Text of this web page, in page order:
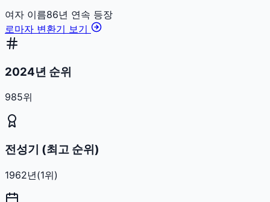
여자 이름86년 연속 등장
로마자 변환기 보기
2024년 순위
985위
전성기 (최고 순위)
1962년(1위)